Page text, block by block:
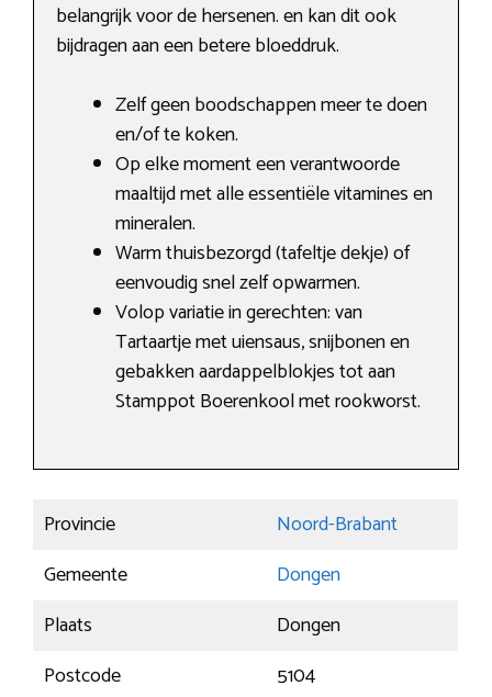
belangrijk voor de hersenen. en kan dit ook
bijdragen aan een betere bloeddruk.
Zelf geen boodschappen meer te doen
en/of te koken.
Op elke moment een verantwoorde
maaltijd met alle essentiële vitamines en
mineralen.
Warm thuisbezorgd (tafeltje dekje) of
eenvoudig snel zelf opwarmen.
Volop variatie in gerechten: van
Tartaartje met uiensaus, snijbonen en
gebakken aardappelblokjes tot aan
Stamppot Boerenkool met rookworst.
Provincie
Noord-Brabant
Gemeente
Dongen
Plaats
Dongen
Postcode
5104